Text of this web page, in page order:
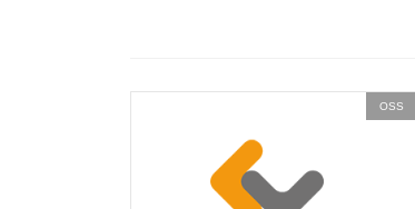
OSS